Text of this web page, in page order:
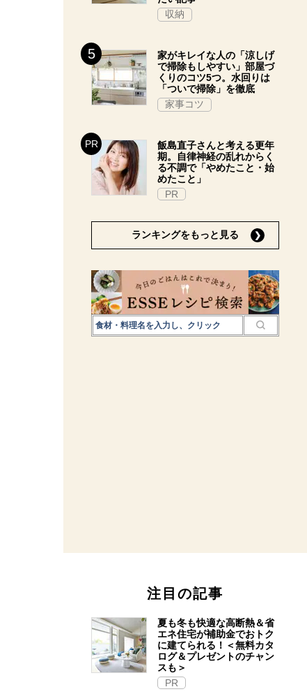
収納
家がキレイな人の「涼しげ
で掃除もしやすい」部屋づ
くりのコツ5つ。水回りは
「ついで掃除」を徹底
家事コツ
飯島直子さんと考える更年
期。自律神経の乱れからく
る不調で「やめたこと・始
めたこと」
PR
ランキングをもっと見る
注目の記事
夏も冬も快適な高断熱＆省
エネ住宅が補助金でおトク
に建てられる！＜無料カタ
ログ＆プレゼントのチャン
スも＞
PR